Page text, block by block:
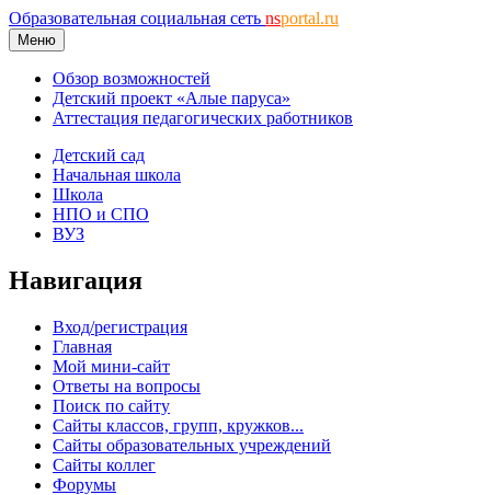
Образовательная социальная сеть nsportal.ru
Меню
Обзор возможностей
Детский проект «Алые паруса»
Аттестация педагогических работников
Детский сад
Начальная школа
Школа
НПО и СПО
ВУЗ
Навигация
Вход/регистрация
Главная
Мой мини-сайт
Ответы на вопросы
Поиск по сайту
Сайты классов, групп, кружков...
Сайты образовательных учреждений
Сайты коллег
Форумы